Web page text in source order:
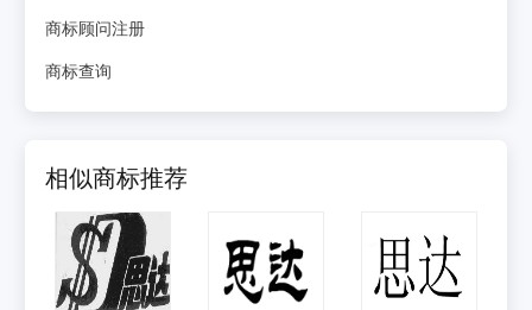
商标顾问注册
商标查询
相似商标推荐